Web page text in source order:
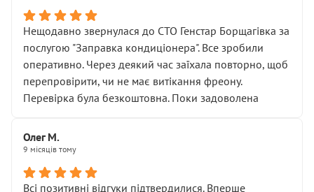
Нещодавно звернулася до СТО Генстар Борщагівка за
послугою "Заправка кондиціонера". Все зробили
оперативно. Через деякий час заїхала повторно, щоб
перепровірити, чи не має витікання фреону.
Перевірка була безкоштовна. Поки задоволена
Олег М.
9 місяців тому
Всі позитивні відгуки підтвердилися. Вперше